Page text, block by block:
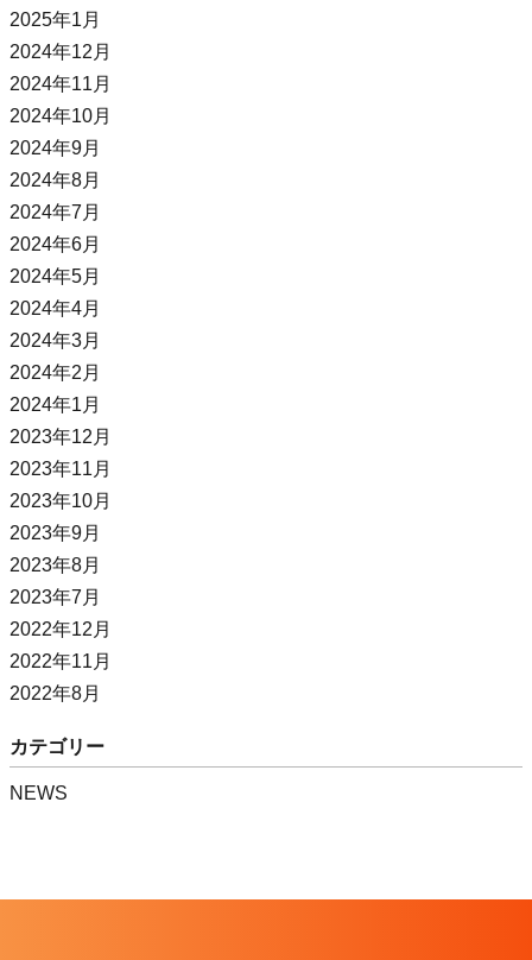
2025年1月
2024年12月
2024年11月
2024年10月
2024年9月
2024年8月
2024年7月
2024年6月
2024年5月
2024年4月
2024年3月
2024年2月
2024年1月
2023年12月
2023年11月
2023年10月
2023年9月
2023年8月
2023年7月
2022年12月
2022年11月
2022年8月
カテゴリー
NEWS